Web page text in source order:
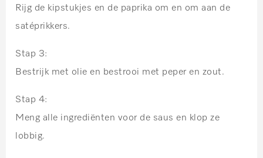
Rijg de kipstukjes en de paprika om en om aan de
satéprikkers.
Stap 3:
Bestrijk met olie en bestrooi met peper en zout.
Stap 4:
Meng alle ingrediënten voor de saus en klop ze
lobbig.